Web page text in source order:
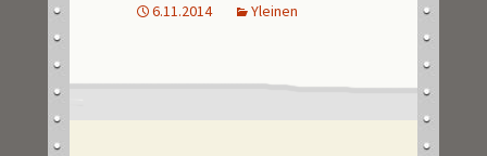
6.11.2014 Yleinen